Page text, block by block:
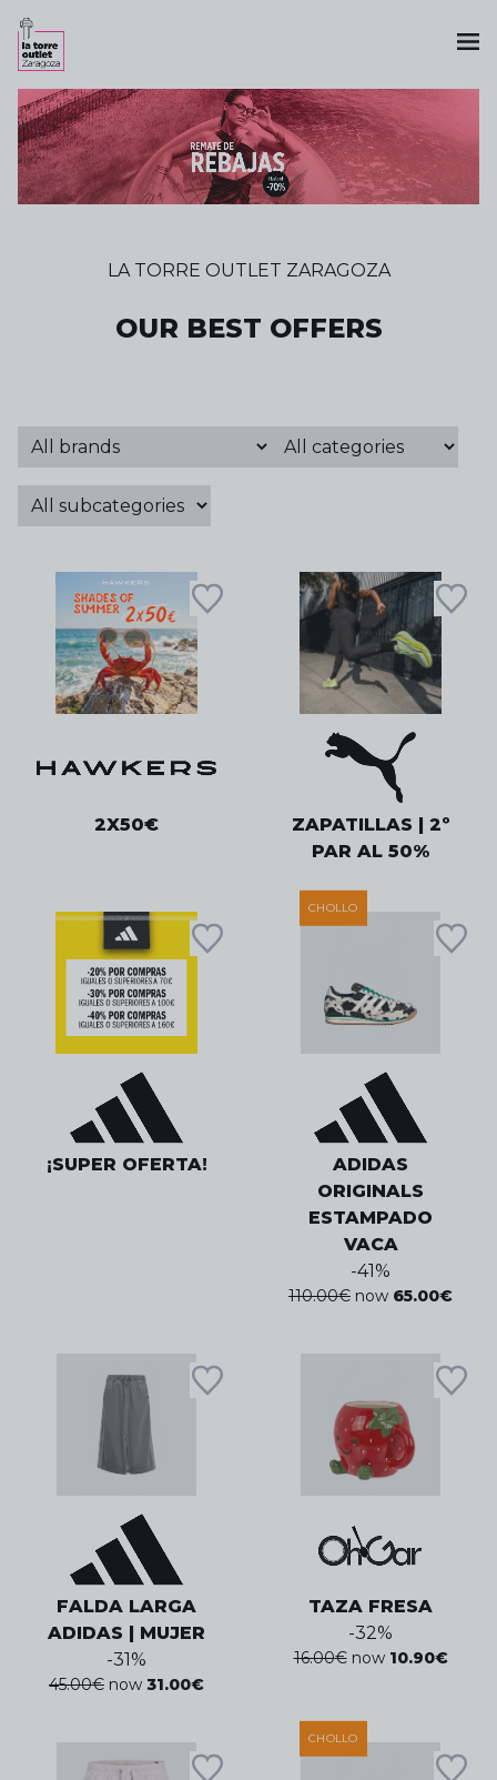
LA TORRE OUTLET ZARAGOZA
OUR BEST OFFERS
2X50€
ZAPATILLAS | 2º
PAR AL 50%
¡SUPER OFERTA!
CHOLLO
ADIDAS
ORIGINALS
ESTAMPADO
VACA
-41%
110.00€ now 65.00€
FALDA LARGA
ADIDAS | MUJER
-31%
45.00€ now 31.00€
TAZA FRESA
-32%
16.00€ now 10.90€
CHOLLO